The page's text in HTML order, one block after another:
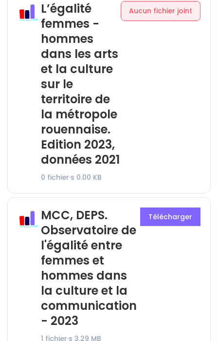
L’égalité
femmes -
hommes
dans les arts
et la culture
sur le
territoire de
la métropole
rouennaise.
Edition 2023,
données 2021
0 fichier·s 0.00 KB
Aucun fichier joint
MCC, DEPS.
Observatoire de
l'égalité entre
femmes et
hommes dans
la culture et la
communication
- 2023
1 fichier·s 3.29 MB
Télécharger